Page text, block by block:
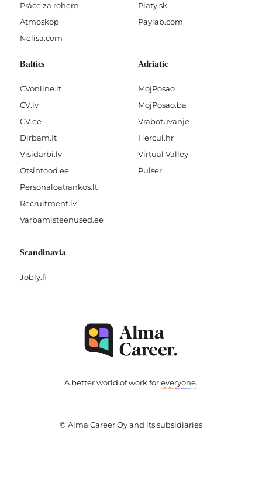
Práce za rohem
Atmoskop
Nelisa.com
Platy.sk
Paylab.com
Baltics
CVonline.lt
CV.lv
CV.ee
Dirbam.It
Visidarbi.lv
Otsintood.ee
Personaloatrankos.lt
Recruitment.lv
Varbamisteenused.ee
Adriatic
MojPosao
MojPosao.ba
Vrabotuvanje
Hercul.hr
Virtual Valley
Pulser
Scandinavia
Jobly.fi
A better world of work foreveryone.
© Alma Career Oy and its subsidiaries